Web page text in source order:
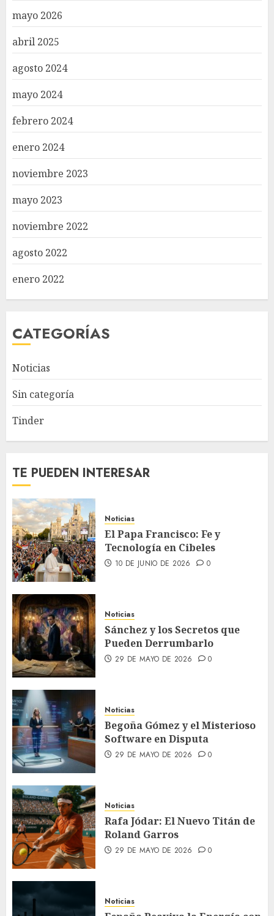
mayo 2026
abril 2025
agosto 2024
mayo 2024
febrero 2024
enero 2024
noviembre 2023
mayo 2023
noviembre 2022
agosto 2022
enero 2022
CATEGORÍAS
Noticias
Sin categoría
Tinder
TE PUEDEN INTERESAR
Noticias
El Papa Francisco: Fe y
Tecnología en Cibeles
10 DE JUNIO DE 2026 0
Noticias
Sánchez y los Secretos que
Pueden Derrumbarlo
29 DE MAYO DE 2026 0
Noticias
Begoña Gómez y el Misterioso
Software en Disputa
29 DE MAYO DE 2026 0
Noticias
Rafa Jódar: El Nuevo Titán de
Roland Garros
29 DE MAYO DE 2026 0
Noticias